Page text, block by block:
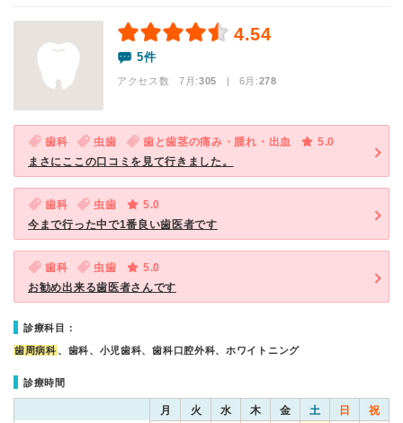
4.54
5件
アクセス数 7月:305 | 6月:278
歯科 虫歯 歯と歯茎の痛み・腫れ・出血
5.0
まさにここの口コミを見て行きました。
歯科 虫歯
5.0
今まで行った中で1番良い歯医者です
歯科 虫歯
5.0
お勧め出来る歯医者さんです
診療科目：
歯周病科 、歯科、小児歯科、歯科口腔外科、ホワイトニング
診療時間
月 火 水 木 金 土 日 祝